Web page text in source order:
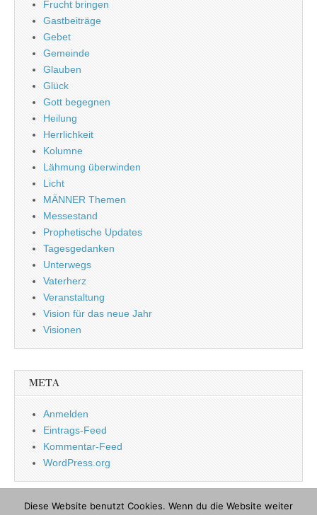
Frucht bringen
Gastbeiträge
Gebet
Gemeinde
Glauben
Glück
Gott begegnen
Heilung
Herrlichkeit
Kolumne
Lähmung überwinden
Licht
MÄNNER Themen
Messestand
Prophetische Updates
Tagesgedanken
Unterwegs
Vaterherz
Veranstaltung
Vision für das neue Jahr
Visionen
META
Anmelden
Eintrags-Feed
Kommentar-Feed
WordPress.org
Diese Website benutzt Cookies. Wenn du die Website weiter